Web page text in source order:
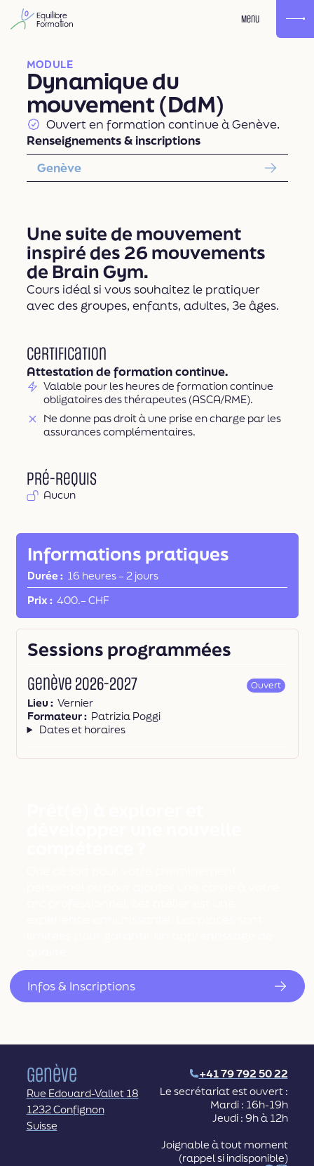
Menu
MODULE
Dynamique du
mouvement (DdM)
Ouvert en formation continue à Genève.
Renseignements & inscriptions
Genève
Une suite de mouvement
inspiré des 26 mouvements
de Brain Gym.
Cours idéal si vous souhaitez le pratiquer
avec des groupes, enfants, adultes, 3e âges.
Certification
Attestation de formation continue.
Valable pour les heures de formation continue
obligatoires des thérapeutes (ASCA/RME).
Ne donne pas droit à une prise en charge par les
assurances complémentaires.
Pré-requis
Aucun
Informations pratiques
Durée 16 heures– 2 jours
Prix
400.– CHF
Sessions programmées
Genève 2026-2027 Ouvert
Lieu
Vernier
Formateur
Patrizia Poggi
Dates et horaires
Infos & Inscriptions
Genève
+41 79 792 50 22
Rue Edouard-Vallet 18
1232 Confignon
Suisse
Le secrétariat est ouvert :
Mardi : 16h-19h
Jeudi : 9h à 12h
Joignable à tout moment
(rappel si indisponible)